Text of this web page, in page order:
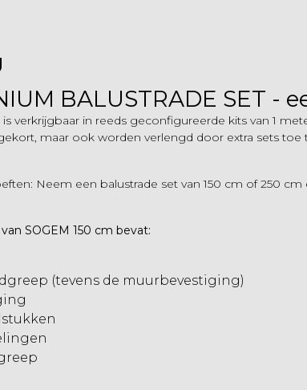
BALUSTRADE SET
verkrijgbaar in reeds geconfigureerde kits van 1
maar ook worden verlengd door extra sets toe
Neem een balustrade set van 150 cm of 250
SOGEM 150 cm bevat:
(tevens de muurbevestiging)